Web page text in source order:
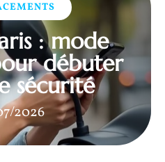
: mode
débuter
sécurité
2026